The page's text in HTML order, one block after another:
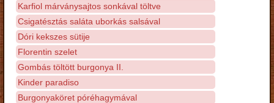
Karfiol márványsajtos sonkával töltve
Csigatésztás saláta uborkás salsával
Dóri kekszes sütije
Florentin szelet
Gombás töltött burgonya II.
Kinder paradiso
Burgonyaköret póréhagymával